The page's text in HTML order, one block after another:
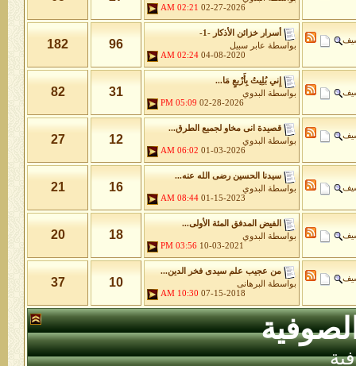
02-27-2026
02:21 AM
أسرار خزائن اﻷذكار -1-
بواسطة عابر سبيل
04-08-2020
02:24 AM
96
182
إِني بُلِيتُ بِأَرْبعٍ مَا...
بواسطة
البدوي
02-28-2026
05:09 PM
31
82
قصيدة انى مخاو لجميع الطرق...
بواسطة
البدوي
01-03-2026
06:02 AM
12
27
سيدنا الحسين رضى الله عنه...
بواسطة
البدوي
01-15-2023
08:44 AM
16
21
الفيض المدفق المئة الأولى...
بواسطة
البدوي
10-03-2021
03:56 PM
18
20
من عجيب علم سيدى فخر الدين...
بواسطة
البرهانى
07-15-2018
10:30 AM
10
37